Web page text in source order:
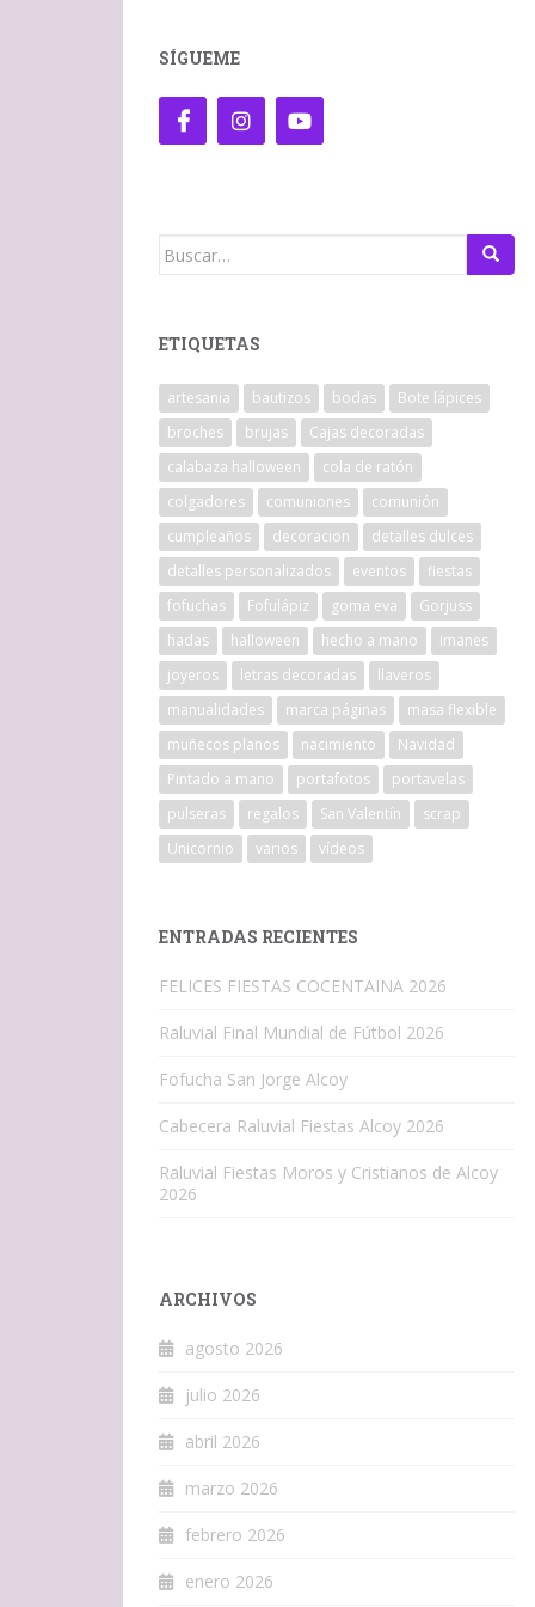
SÍGUEME
Buscar:
ETIQUETAS
artesania bautizos bodas
Bote lápices
broches
brujas
Cajas decoradas
calabaza halloween
cola de ratón
colgadores
comuniones
comunión
cumpleaños
decoracion
detalles dulces
detalles personalizados
eventos
fiestas
fofuchas
Fofulápiz goma eva
Gorjuss
hadas
halloween hecho a mano
imanes
joyeros
letras decoradas
llaveros
manualidades
marca páginas
masa flexible
muñecos planos
nacimiento
Navidad
Pintado a mano
portafotos
portavelas
pulseras
regalos San Valentín
scrap
Unicornio
varios vídeos
ENTRADAS RECIENTES
FELICES FIESTAS COCENTAINA 2026
Raluvial Final Mundial de Fútbol 2026
Fofucha San Jorge Alcoy
Cabecera Raluvial Fiestas Alcoy 2026
Raluvial Fiestas Moros y Cristianos de Alcoy
2026
ARCHIVOS
agosto 2026
julio 2026
abril 2026
marzo 2026
febrero 2026
enero 2026